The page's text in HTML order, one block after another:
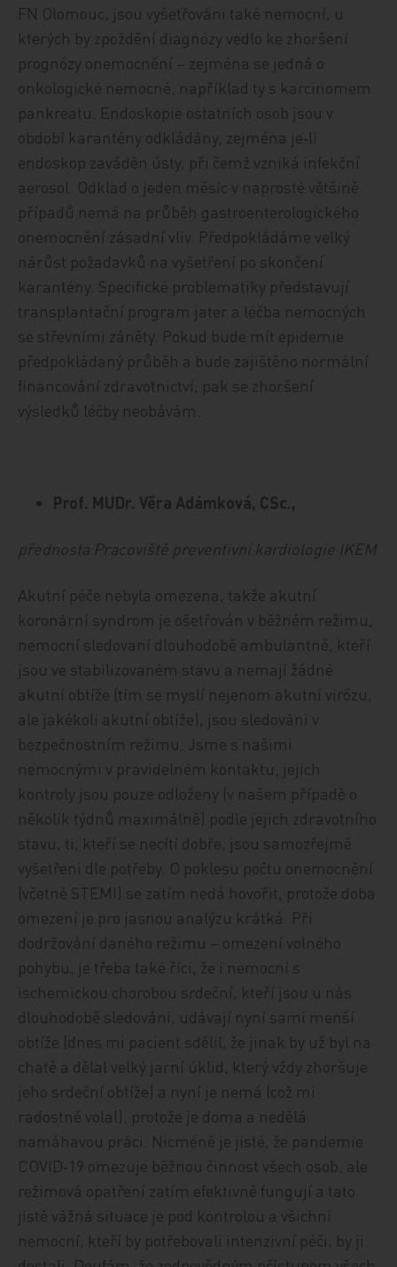
FN Olomouc, jsou vyšetřováni také nemocní, u
kterých by zpoždění diagnózy vedlo ke zhoršení
prognózy onemocnění – zejména se jedná o
onkologické nemocné, například ty s karcinomem
pankreatu. Endoskopie ostatních osob jsou v
období karantény odkládány, zejména je‑li
endoskop zaváděn ústy, při čemž vzniká infekční
aerosol. Odklad o jeden měsíc v naprosté většině
případů nemá na průběh gastroenterologického
onemocnění zásadní vliv. Předpokládáme velký
nárůst požadavků na vyšetření po skončení
karantény. Specifické problematiky představují
transplantační program jater a léčba nemocných
se střevními záněty. Pokud bude mít epidemie
předpokládaný průběh a bude zajištěno normální
financování zdravotnictví, pak se zhoršení
výsledků léčby neobávám.
Prof. MUDr. Věra Adámková, CSc.,
přednosta Pracoviště preventivní kardiologie IKEM
Akutní péče nebyla omezena, takže akutní
koronární syndrom je ošetřován v běžném režimu,
nemocní sledovaní dlouhodobě ambulantně, kteří
jsou ve stabilizovaném stavu a nemají žádné
akutní obtíže (tím se myslí nejenom akutní virózu,
ale jakékoli akutní obtíže), jsou sledováni v
bezpečnostním režimu. Jsme s našimi
nemocnými v pravidelném kontaktu, jejich
kontroly jsou pouze odloženy (v našem případě o
několik týdnů maximálně) podle jejich zdravotního
stavu, ti, kteří se necítí dobře, jsou samozřejmě
vyšetřeni dle potřeby. O poklesu počtu onemocnění
(včetně STEMI) se zatím nedá hovořit, protože doba
omezení je pro jasnou analýzu krátká. Při
dodržování daného režimu – omezení volného
pohybu, je třeba také říci, že i nemocní s
ischemickou chorobou srdeční, kteří jsou u nás
dlouhodobě sledováni, udávají nyní sami menší
obtíže (dnes mi pacient sdělil, že jinak by už byl na
chatě a dělal velký jarní úklid, který vždy zhoršuje
jeho srdeční obtíže) a nyní je nemá (což mi
radostně volal), protože je doma a nedělá
namáhavou práci. Nicméně je jisté, že pandemie
COVID‑19 omezuje běžnou činnost všech osob, ale
režimová opatření zatím efektivně fungují a tato
jistě vážná situace je pod kontrolou a všichni
nemocní, kteří by potřebovali intenzivní péči, by ji